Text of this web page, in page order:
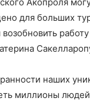
для больших
наших
миллионы